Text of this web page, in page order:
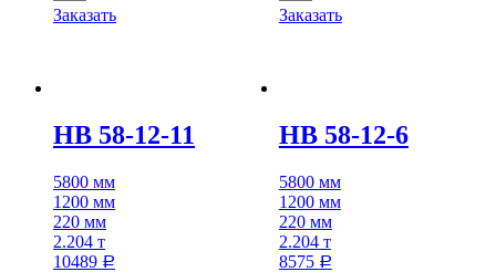
Заказать
Заказать
НВ 58-12-11
5800 мм
1200 мм
220 мм
2.204 т
10489 Р
НВ 58-12-6
5800 мм
1200 мм
220 мм
2.204 т
8575 Р